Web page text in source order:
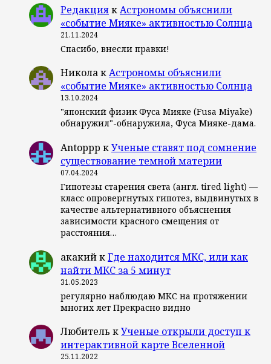
РедакциякАстрономы объяснили
«событие Мияке» активностью Солнца
21.11.2024
Спасибо, внесли правки!
НиколакАстрономы объяснили
«событие Мияке» активностью Солнца
13.10.2024
"японский физик Фуса Мияке (Fusa Miyake)
обнаружил"-обнаружила, Фуса Мияке-дама.
Antoppp кУченые ставят под сомнение
существование темной материи
07.04.2024
Гипотезы старения света (англ. tired light) —
класс опровергнутых гипотез, выдвинутых в
качестве альтернативного объяснения
зависимости красного смещения от
расстояния…
акакийкГде находится МКС, или как
найти МКС за 5 минут
31.05.2023
регулярно наблюдаю МКС на протяжении
многих лет Прекрасно видно
Любитель кУченые открыли доступ к
интерактивной карте Вселенной
25.11.2022